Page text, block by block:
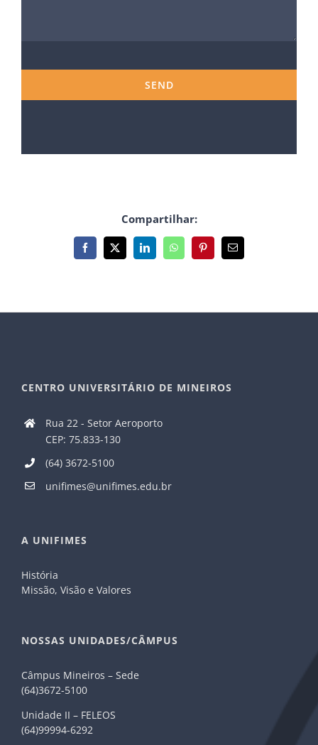
Compartilhar:
Facebook
X LinkedInWhatsAppPinterest
E-
mail
CENTRO UNIVERSITÁRIO DE MINEIROS
Rua 22 - Setor Aeroporto
CEP: 75.833-130
(64) 3672-5100
unifimes@unifimes.edu.br
A UNIFIMES
História
Missão, Visão e Valores
NOSSAS UNIDADES/CÂMPUS
Câmpus Mineiros – Sede
(64)3672-5100
Unidade II – FELEOS
(64)99994-6292